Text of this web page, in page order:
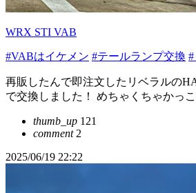
WRX STI VAB
#VABはイケメン #テールランプ交換
再販したんで即注文したリベラルの
で交換しました！ めちゃくちゃかっ
thumb_up 121
comment2
2025/06/19 22:22